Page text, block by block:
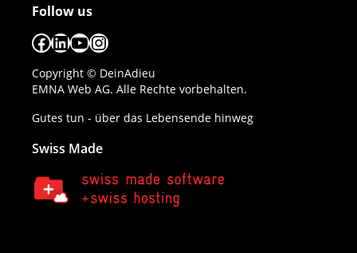
Follow us
Facebook
LinkedIn
YouTube
Instagram
Copyright © DeinAdieu
EMNA Web AG. Alle Rechte vorbehalten.
Gutes tun - über das Lebensende hinweg
Swiss Made